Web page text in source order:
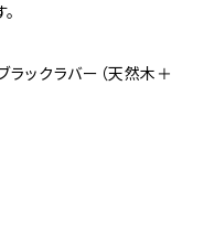
ックラバー（天然木＋